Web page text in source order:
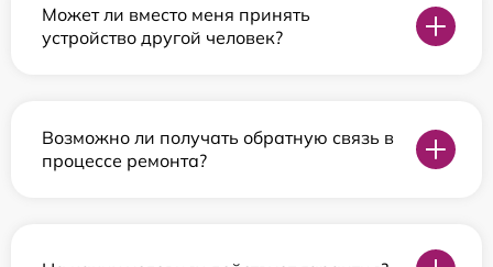
Может ли вместо меня принять
устройство другой человек?
Возможно ли получать обратную связь в
процессе ремонта?